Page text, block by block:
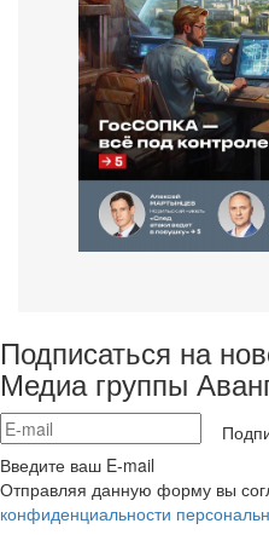
Подписаться на
Медиа группы
Введите ваш E-mail
Отправляя данную форму вы
конфиденциальности